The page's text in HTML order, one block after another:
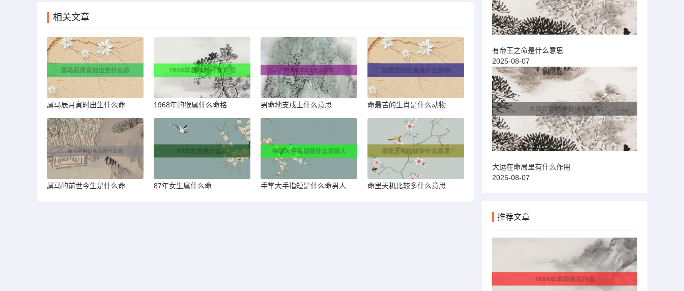
相关文章
属马辰月寅时出生什么命 1968年的猴属什么命格 男命地支戌土什么意思 命最苦的生肖是什么动物
属马的前世今生是什么命 87年女生属什么命 手掌大手指短是什么命男人 命里天机比较多什么意思
有帝王之命是什么意思
2025-08-07
大运在命局里有什么作用
2025-08-07
推荐文章